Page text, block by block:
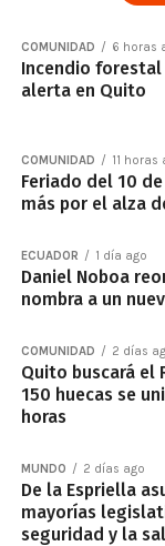
COMUNIDAD 6 horas
Incendio forestal
alerta en Quito
COMUNIDAD 11 horas
Feriado del 10
más por el alza
ECUADOR 1 día ago
Daniel Noboa
nombra a un
COMUNIDAD 2 días
Quito buscará el
150 huecas se
horas
MUNDO 2 días ago
De la Espriella
mayorías
seguridad y la